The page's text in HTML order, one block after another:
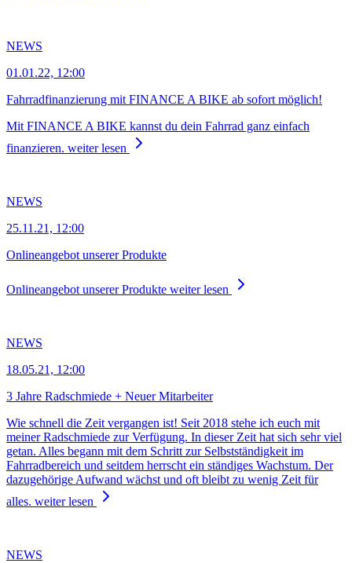
NEWS
01.01.22, 12:00
Fahrradfinanzierung mit FINANCE A BIKE ab sofort möglich!
Mit FINANCE A BIKE kannst du dein Fahrrad ganz einfach
finanzieren. weiter lesen
NEWS
25.11.21, 12:00
Onlineangebot unserer Produkte
Onlineangebot unserer Produkte weiter lesen
NEWS
18.05.21, 12:00
3 Jahre Radschmiede + Neuer Mitarbeiter
Wie schnell die Zeit vergangen ist! Seit 2018 stehe ich euch mit
meiner Radschmiede zur Verfügung. In dieser Zeit hat sich sehr viel
getan. Alles begann mit dem Schritt zur Selbstständigkeit im
Fahrradbereich und seitdem herrscht ein ständiges Wachstum. Der
dazugehörige Aufwand wächst und oft bleibt zu wenig Zeit für
alles. weiter lesen
NEWS